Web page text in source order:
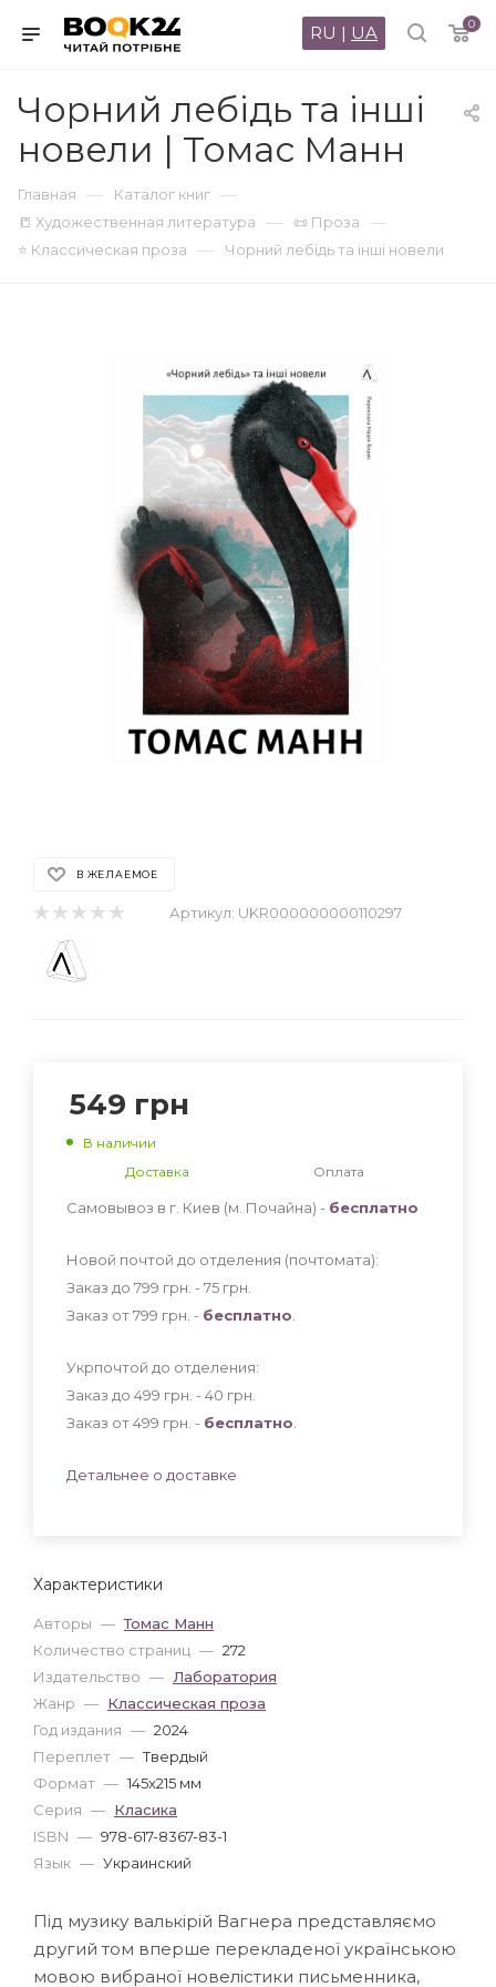
0
RU | UA
Чорний лебідь та інші
новели | Томас Манн
Главная — Каталог книг —
📒 Художественная литература — 📜 Проза —
⭐ Классическая проза — Чорний лебідь та інші новели
В ЖЕЛАЕМОЕ
Артикул: UKR000000000110297
Характеристики
Авторы — Томас Манн
Количество страниц — 272
Издательство — Лаборатория
Жанр — Классическая проза
Год издания — 2024
Переплет — Твердый
Формат — 145x215 мм
Серия — Класика
ISBN — 978-617-8367-83-1
Язык — Украинский
549 грн
В наличии
Доставка
Оплата
Самовывоз в г. Киев (м. Почайна) - бесплатно
Новой почтой до отделения (почтомата):
Заказ до 799 грн. - 75 грн
Заказ от 799 грн. - бесплатно
Укрпочтой до отделения:
Заказ до 499 грн. - 40 грн
Заказ от 499 грн. - бесплатно
Детальнее о доставке
Під музику валькірій Вагнера представляємо
другий том вперше перекладеної українською
мовою вибраної новелістики письменника,